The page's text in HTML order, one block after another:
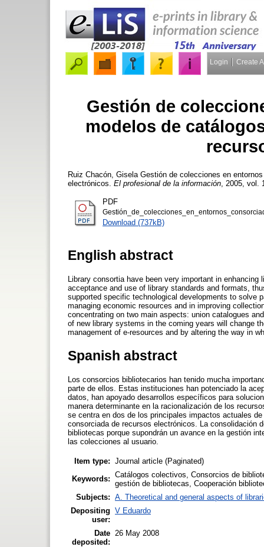
Login Create
Gestión de
modelos de
Ruiz Chacón, Gisela Gestión de colecciones en
electrónicos. El profesional de la información , 2005,
PDF
Download (737kB)
English abstract
Library consortia have been very important in
acceptance and use of library standards and formats,
supported specific technological developments to solve
managing economic resources and in improving
concentrating on two main aspects: union catalogues
of new library systems in the coming years will change
management of e-resources and by altering the way in
Spanish abstract
Los consorcios bibliotecarios han tenido mucha
parte de ellos. Estas instituciones han potenciado la
datos, han apoyado desarrollos específicos para
manera determinante en la racionalización de los
se centra en dos de los principales impactos actuales
consorciada de recursos electrónicos. La consolidación
bibliotecas porque supondrán un avance en la gestión
las colecciones al usuario.
Item type: Journal article (Paginated)
Keywords: Catálogos colectivos, Consorcios de
gestión de bibliotecas, Cooperación
Subjects: A. Theoretical and general aspects of
Depositing
user:
V Eduardo
Date
deposited:
26 May 2008